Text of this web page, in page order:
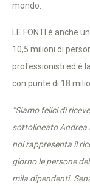
mondo.
LE FONTI è anche
10,5 milioni di
professionisti ed è
con punte di 18
“Siamo felici di
sottolineato Andrea
noi rappresenta il
giorno le persone
mila dipendenti.